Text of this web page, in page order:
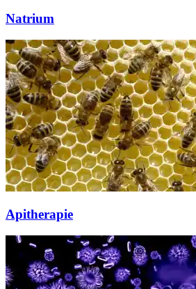
Natrium
Apitherapie